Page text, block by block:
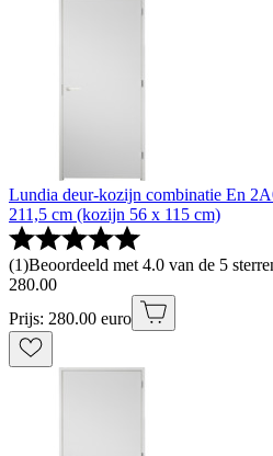
Lundia deur-kozijn combinatie En
211,5 cm (kozijn 56 x 115 cm)
(1)Beoordeeld met 4.0 van de 5
280.00
Prijs: 280.00 euro